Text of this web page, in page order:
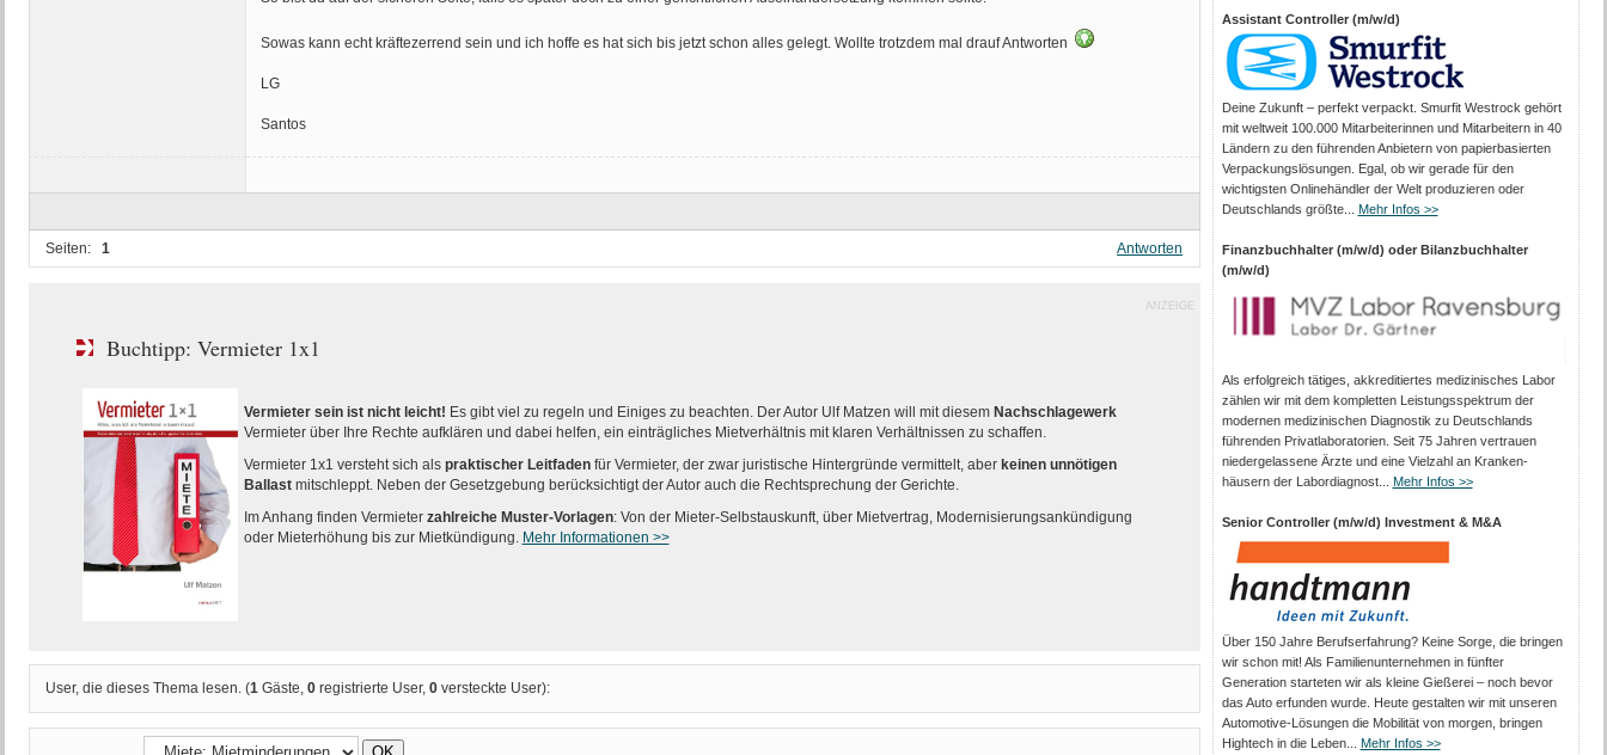
Sowas kann echt kräftezerrend sein und ich hoffe es hat sich bis jetzt schon alles gelegt. Wollte trotzdem mal drauf Antworten
LG
Santos
Seiten: 1 Antworten
ANZEIGE
Buchtipp: Vermieter 1x1
Vermieter sein ist nicht leicht! Es gibt viel zu regeln und Einiges zu beachten. Der Autor Ulf Matzen will mit diesem Nachschlagewerk
Vermieter über Ihre Rechte aufklären und dabei helfen, ein einträgliches Mietverhältnis mit klaren Verhältnissen zu schaffen.
Vermieter 1x1 versteht sich als praktischer Leitfadenfür Vermieter, der zwar juristische Hintergründe vermittelt, aber keinen unnötigen
Ballastmitschleppt. Neben der Gesetzgebung berücksichtigt der Autor auch die Rechtsprechung der Gerichte.
Im Anhang finden Vermieter zahlreiche Muster-Vorlagen: Von der Mieter-Selbstauskunft, über Mietvertrag, Modernisierungsankündigung
oder Mieterhöhung bis zur Mietkündigung. Mehr Informationen >>
User, die dieses Thema lesen. (1 Gäste, 0registrierte User, 0versteckte User):
Assistant Controller (m/w/d)
Deine Zukunft – perfekt verpackt. Smurfit Westrock gehört
mit weltweit 100.000 Mitarbeiter­innen und Mitarbeitern in 40
Ländern zu den führenden Anbietern von papier­basierten
Verpackungs­lösungen. Egal, ob wir gerade für den
wichtigsten Onlinehändler der Welt produzieren oder
Deutschlands größte...
Mehr Infos >>
Finanzbuchhalter (m/w/d) oder Bilanzbuchhalter
(m/w/d)
Als erfolgreich tätiges, akkreditiertes medizinisches Labor
zählen wir mit dem kompletten Leistungs­spektrum der
modernen medizinischen Diagnostik zu Deutschlands
führenden Privat­laboratorien. Seit 75 Jahren vertrauen
nieder­gelassene Ärzte und eine Vielzahl an Kranken­
häusern der Labor­diagnost... Mehr Infos >>
Senior Controller (m/w/d) Investment & M&A
Über 150 Jahre Berufserfahrung? Keine Sorge, die bringen
wir schon mit! Als Familienunternehmen in fünfter
Generation starteten wir als kleine Gießerei – noch bevor
das Auto erfunden wurde. Heute gestalten wir mit unseren
Automotive-Lösungen die Mobilität von morgen, bringen
Hightech in die Leben... Mehr Infos >>